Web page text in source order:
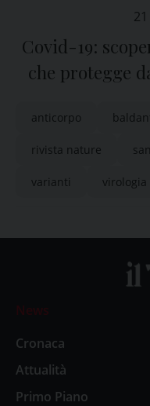
Covid-19:
che protegge
anticorpo
rivista nature
varianti virologia
News
Cronaca
Attualità
Primo Piano